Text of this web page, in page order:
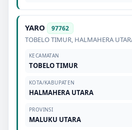
YARO 97762
TOBELO TIMUR, HALMAHERA
KECAMATAN
TOBELO TIMUR
KOTA/KABUPATEN
HALMAHERA UTARA
PROVINSI
MALUKU UTARA